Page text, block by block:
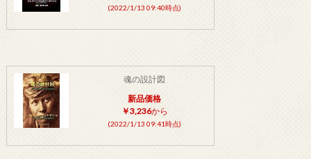
(2022/1/13 09:40時点)
魂の設計図
新品価格
￥3,236から
(2022/1/13 09:41時点)